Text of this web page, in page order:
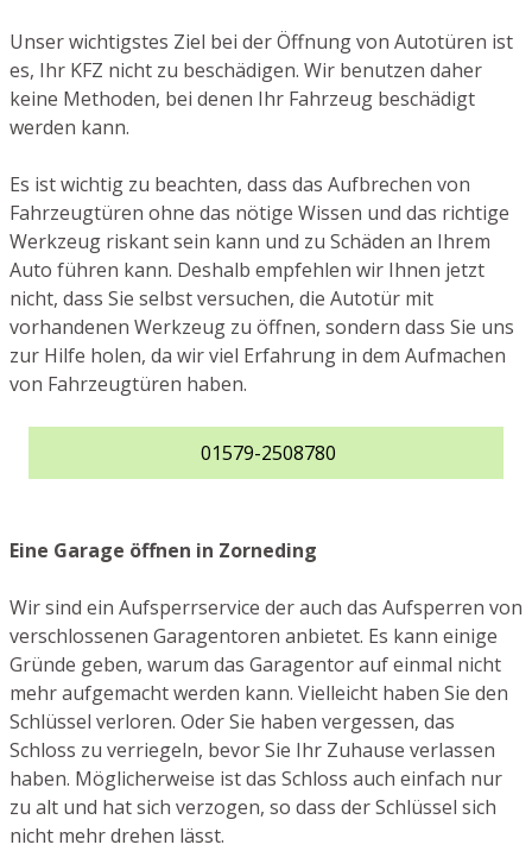
Unser wichtigstes Ziel bei der Öffnung von Autotüren ist
es, Ihr KFZ nicht zu beschädigen. Wir benutzen daher
keine Methoden, bei denen Ihr Fahrzeug beschädigt
werden kann.
Es ist wichtig zu beachten, dass das Aufbrechen von
Fahrzeugtüren ohne das nötige Wissen und das richtige
Werkzeug riskant sein kann und zu Schäden an Ihrem
Auto führen kann. Deshalb empfehlen wir Ihnen jetzt
nicht, dass Sie selbst versuchen, die Autotür mit
vorhandenen Werkzeug zu öffnen, sondern dass Sie uns
zur Hilfe holen, da wir viel Erfahrung in dem Aufmachen
von Fahrzeugtüren haben.
01579-2508780
Eine Garage öffnen in Zorneding
Wir sind ein Aufsperrservice der auch das Aufsperren von
verschlossenen Garagentoren anbietet. Es kann einige
Gründe geben, warum das Garagentor auf einmal nicht
mehr aufgemacht werden kann. Vielleicht haben Sie den
Schlüssel verloren. Oder Sie haben vergessen, das
Schloss zu verriegeln, bevor Sie Ihr Zuhause verlassen
haben. Möglicherweise ist das Schloss auch einfach nur
zu alt und hat sich verzogen, so dass der Schlüssel sich
nicht mehr drehen lässt.